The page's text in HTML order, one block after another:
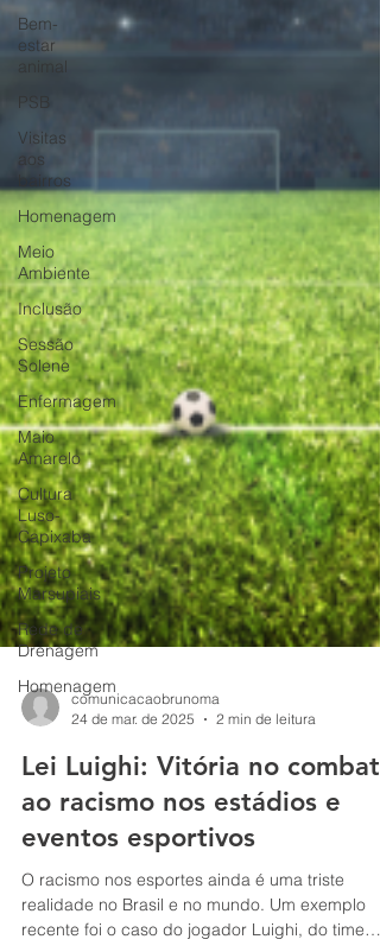
Bem-
estar
animal
PSB
Visitas
aos
bairros
Homenagem
Meio
Ambiente
Inclusão
Sessão
Solene
Enfermagem
Maio
Amarelo
Cultura
Luso-
Capixaba
Projeto
Marsupiais
Rede de
Drenagem
Homenagem
24 de mar. de 2025
2 min de leitura
Lei Luighi: Vitória no combate
ao racismo nos estádios e
eventos esportivos
O racismo nos esportes ainda é uma triste
realidade no Brasil e no mundo. Um exemplo